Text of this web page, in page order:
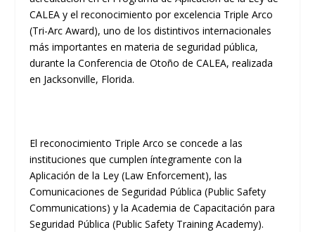
CALEA y el reconocimiento por excelencia Triple Arco
(Tri-Arc Award), uno de los distintivos internacionales
más importantes en materia de seguridad pública,
durante la Conferencia de Otoño de CALEA, realizada
en Jacksonville, Florida.
El reconocimiento Triple Arco se concede a las
instituciones que cumplen íntegramente con la
Aplicación de la Ley (Law Enforcement), las
Comunicaciones de Seguridad Pública (Public Safety
Communications) y la Academia de Capacitación para
Seguridad Pública (Public Safety Training Academy).